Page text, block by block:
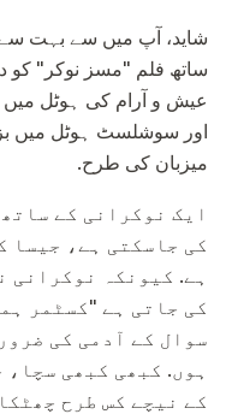
شاید، آپ میں سے بہت سے
ساتھ فلم "مسز نوکر" کو
عیش و آرام کی ہوٹل میں
اور سوشلسٹ ہوٹل میں
میزبان کی طرح.
ایک نوکرانی کے
کی جاسکتی ہے، جیسا
ہے. کیونکہ نوکرانی
کی جاتی ہے "کسٹمر
سوال کے آدمی کی
ہوں. کبھی کبھی
کے نیچے کس طرح